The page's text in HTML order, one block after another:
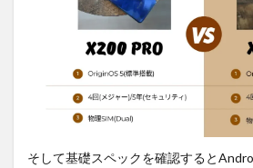
そして基礎スペックを確認すると